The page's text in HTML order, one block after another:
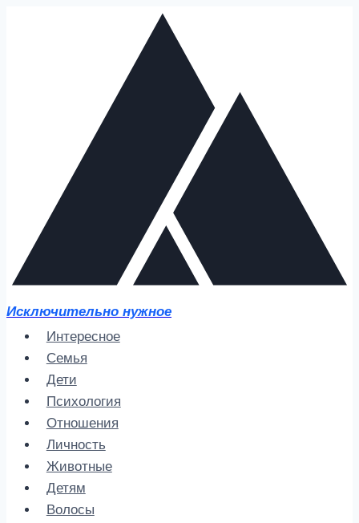
Исключительно нужное
Интересное
Семья
Дети
Психология
Отношения
Личность
Животные
Детям
Волосы